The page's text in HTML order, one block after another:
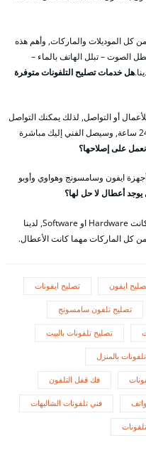
كل الموديلات والماركات, وأهم هذه
الصوت – تبلل الهاتف بالماء –
هل خدمات تصليح التلفونات متوفرة
أو التواصل, لذلك يمكنك التواصل
معنا في أي وقت على الرقم 56585547 طوال 24 ساعة, وسيصل الفني إليك مباشرة
نعمل على إصلاحها؟
ايفون وسامسونج وهواوي وأوبو
أعطال لا حل لها؟
لا, جميع الأعطال لها حل, ويمكن تصليحها, سواء كانت Hardware او Software, لدينا
كل الماركات مهما كانت الأعطال.
ايفون تصليح ايفونات
تصليح تلفون سامسونج
تصليح تلفونات بالبيت
بالمنزل
فك قفل التلفون
فني تلفونات الشاليهات